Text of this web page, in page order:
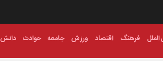
الملل فرهنگ اقتصاد ورزش جامعه حوادث دانش